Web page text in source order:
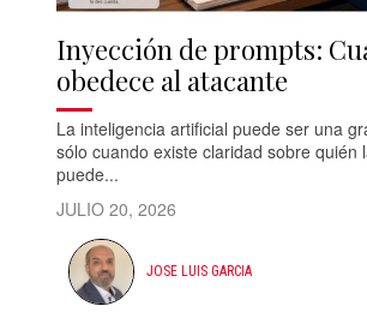
Inyección de prompts:
obedece al atacante
La inteligencia artificial puede ser una
sólo cuando existe claridad sobre quién
puede...
JULIO 20, 2026
JOSE LUIS GARCIA